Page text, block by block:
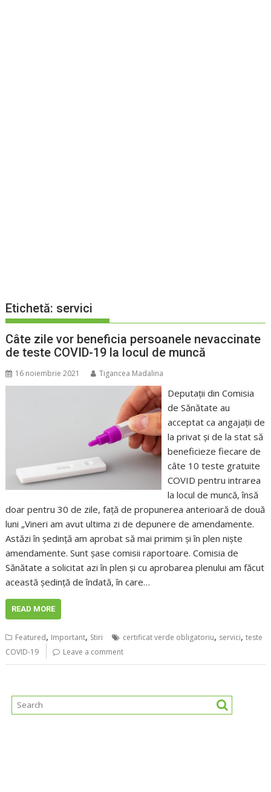
Etichetă: servici
Câte zile vor beneficia persoanele nevaccinate
de teste COVID-19 la locul de muncă
16 noiembrie 2021 Tigancea Madalina
Deputații din Comisia
de Sănătate au
acceptat ca angajații de
la privat și de la stat să
beneficieze fiecare de
câte 10 teste gratuite
COVID pentru intrarea
la locul de muncă, însă
doar pentru 30 de zile, față de propunerea anterioară de două
luni „Vineri am avut ultima zi de depunere de amendamente.
Astăzi în ședință am aprobat să mai primim și în plen niște
amendamente. Sunt șase comisii raportoare. Comisia de
Sănătate a solicitat azi în plen și cu aprobarea plenului am făcut
această ședință de îndată, în care…
READ MORE
Featured, Important, Stiri certificat verde obligatoriu, servici,teste
COVID-19
Leave a comment